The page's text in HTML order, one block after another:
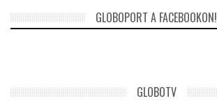
GLOBOPORT A FACEBOOKON!
GLOBOTV